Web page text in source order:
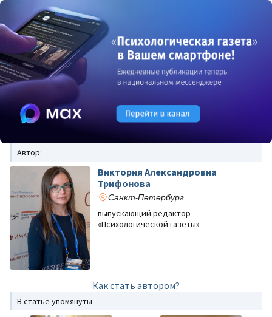
Автор:
Виктория Александровна
Трифонова
Санкт-Петербург
выпускающий редактор
«Психологической газеты»
Как стать автором?
В статье упомянуты